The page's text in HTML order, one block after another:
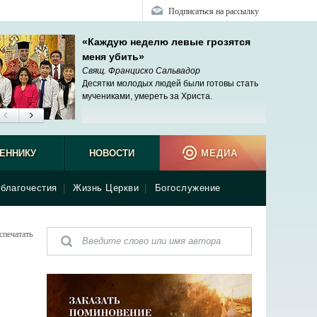
Подписаться на рассылку
«Каждую неделю левые грозятся
меня убить»
Свящ. Франциско Сальвадор
Десятки молодых людей были готовы стать
мучениками, умереть за Христа.
Жизнь Церкви Богослужение
НОВОСТИ МЕДИА